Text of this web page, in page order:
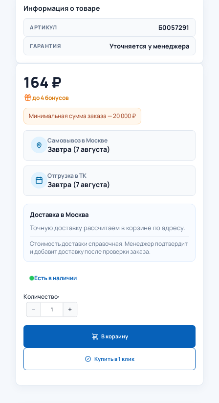
Информация о товаре
АРТИКУЛ Б0057291
ГАРАНТИЯ Уточняется у менеджера
164 ₽
до4бонусов
Минимальная сумма заказа — 20 000 ₽
Самовывоз в Москве
Завтра (7 августа)
Отгрузка в ТК
Завтра (7 августа)
Доставка в Москва
Точную доставку рассчитаем в корзине по адресу.
Стоимость доставки справочная. Менеджер подтвердит
и добавит доставку после проверки заказа.
Есть в наличии
Количество:
− +
В корзину
Купить в 1 клик